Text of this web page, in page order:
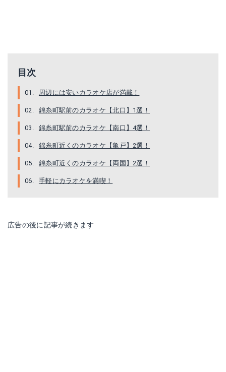
目次
周辺には安いカラオケ店が満載！
錦糸町駅前のカラオケ【北口】1選！
錦糸町駅前のカラオケ【南口】4選！
錦糸町近くのカラオケ【亀戸】2選！
錦糸町近くのカラオケ【両国】2選！
手軽にカラオケを満喫！
広告の後に記事が続きます